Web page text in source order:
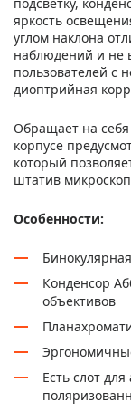
яркость
углом наклона
наблюдений и не
пользователей с
диоптрийная
Обращает на
корпусе
который
штатив
Особенности:
Конденсор
объективов
Есть слот